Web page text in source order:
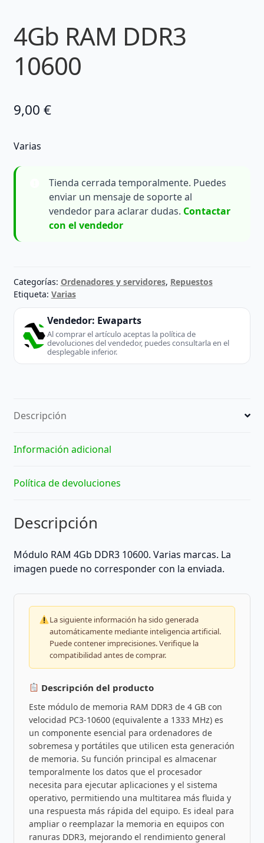
4Gb RAM DDR3
10600
9,00 €
Varias
Tienda cerrada temporalmente. Puedes
enviar un mensaje de soporte al
vendedor para aclarar dudas. Contactar
con el vendedor
Categorías: Ordenadores y servidores, Repuestos
Etiqueta: Varias
Vendedor: Ewaparts
Al comprar el artículo aceptas la política de
devoluciones del vendedor, puedes consultarla en el
desplegable inferior.
Descripción
Información adicional
Política de devoluciones
Descripción
Módulo RAM 4Gb DDR3 10600. Varias marcas. La
imagen puede no corresponder con la enviada.
La siguiente información ha sido generada
automáticamente mediante inteligencia artificial.
Puede contener imprecisiones. Verifique la
compatibilidad antes de comprar.
Descripción del producto
Este módulo de memoria RAM DDR3 de 4 GB con
velocidad PC3-10600 (equivalente a 1333 MHz) es
un componente esencial para ordenadores de
sobremesa y portátiles que utilicen esta generación
de memoria. Su función principal es almacenar
temporalmente los datos que el procesador
necesita para ejecutar aplicaciones y el sistema
operativo, permitiendo una multitarea más fluida y
una respuesta más rápida del equipo. Es ideal para
ampliar o reemplazar la memoria en equipos con
ranuras DDR3, mejorando el rendimiento general